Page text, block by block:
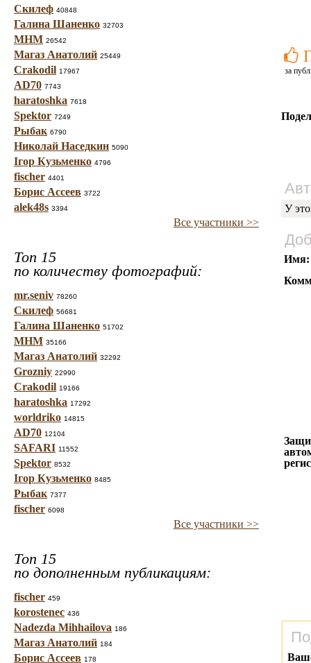
Скилеф 40848
Галина Шаненко 32703
МНМ 26542
Магаз Анатолий 25449
Crakodil 17967
AD70 7743
haratoshka 7618
Spektor 7249
Рыбак 6790
Николай Наседкин 5090
Ігор Кузьменко 4796
fischer 4401
Борис Ассеев 3722
alek48s 3394
Все участники >>
Топ 15
по количеству фотографий:
mr.seniv 78260
Скилеф 56681
Галина Шаненко 51702
МНМ 35166
Магаз Анатолий 32292
Grozniy 22990
Crakodil 19166
haratoshka 17292
worldriko 14815
AD70 12104
SAFARI 11552
Spektor 8532
Ігор Кузьменко 8485
Рыбак 7377
fischer 6098
Все участники >>
Топ 15
по дополненным публикациям:
fischer 459
korostenec 436
Nadezda Mihhailova 186
Магаз Анатолий 184
Борис Ассеев 178
за
У
Имя: